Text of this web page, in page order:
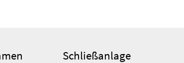
Schließanlage